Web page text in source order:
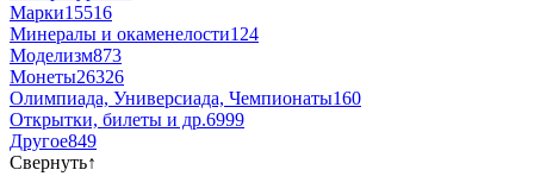
Марки15516
Минералы и окаменелости124
Моделизм873
Монеты26326
Олимпиада, Универсиада, Чемпионаты160
Открытки, билеты и др.6999
Другое849
Свернуть↑